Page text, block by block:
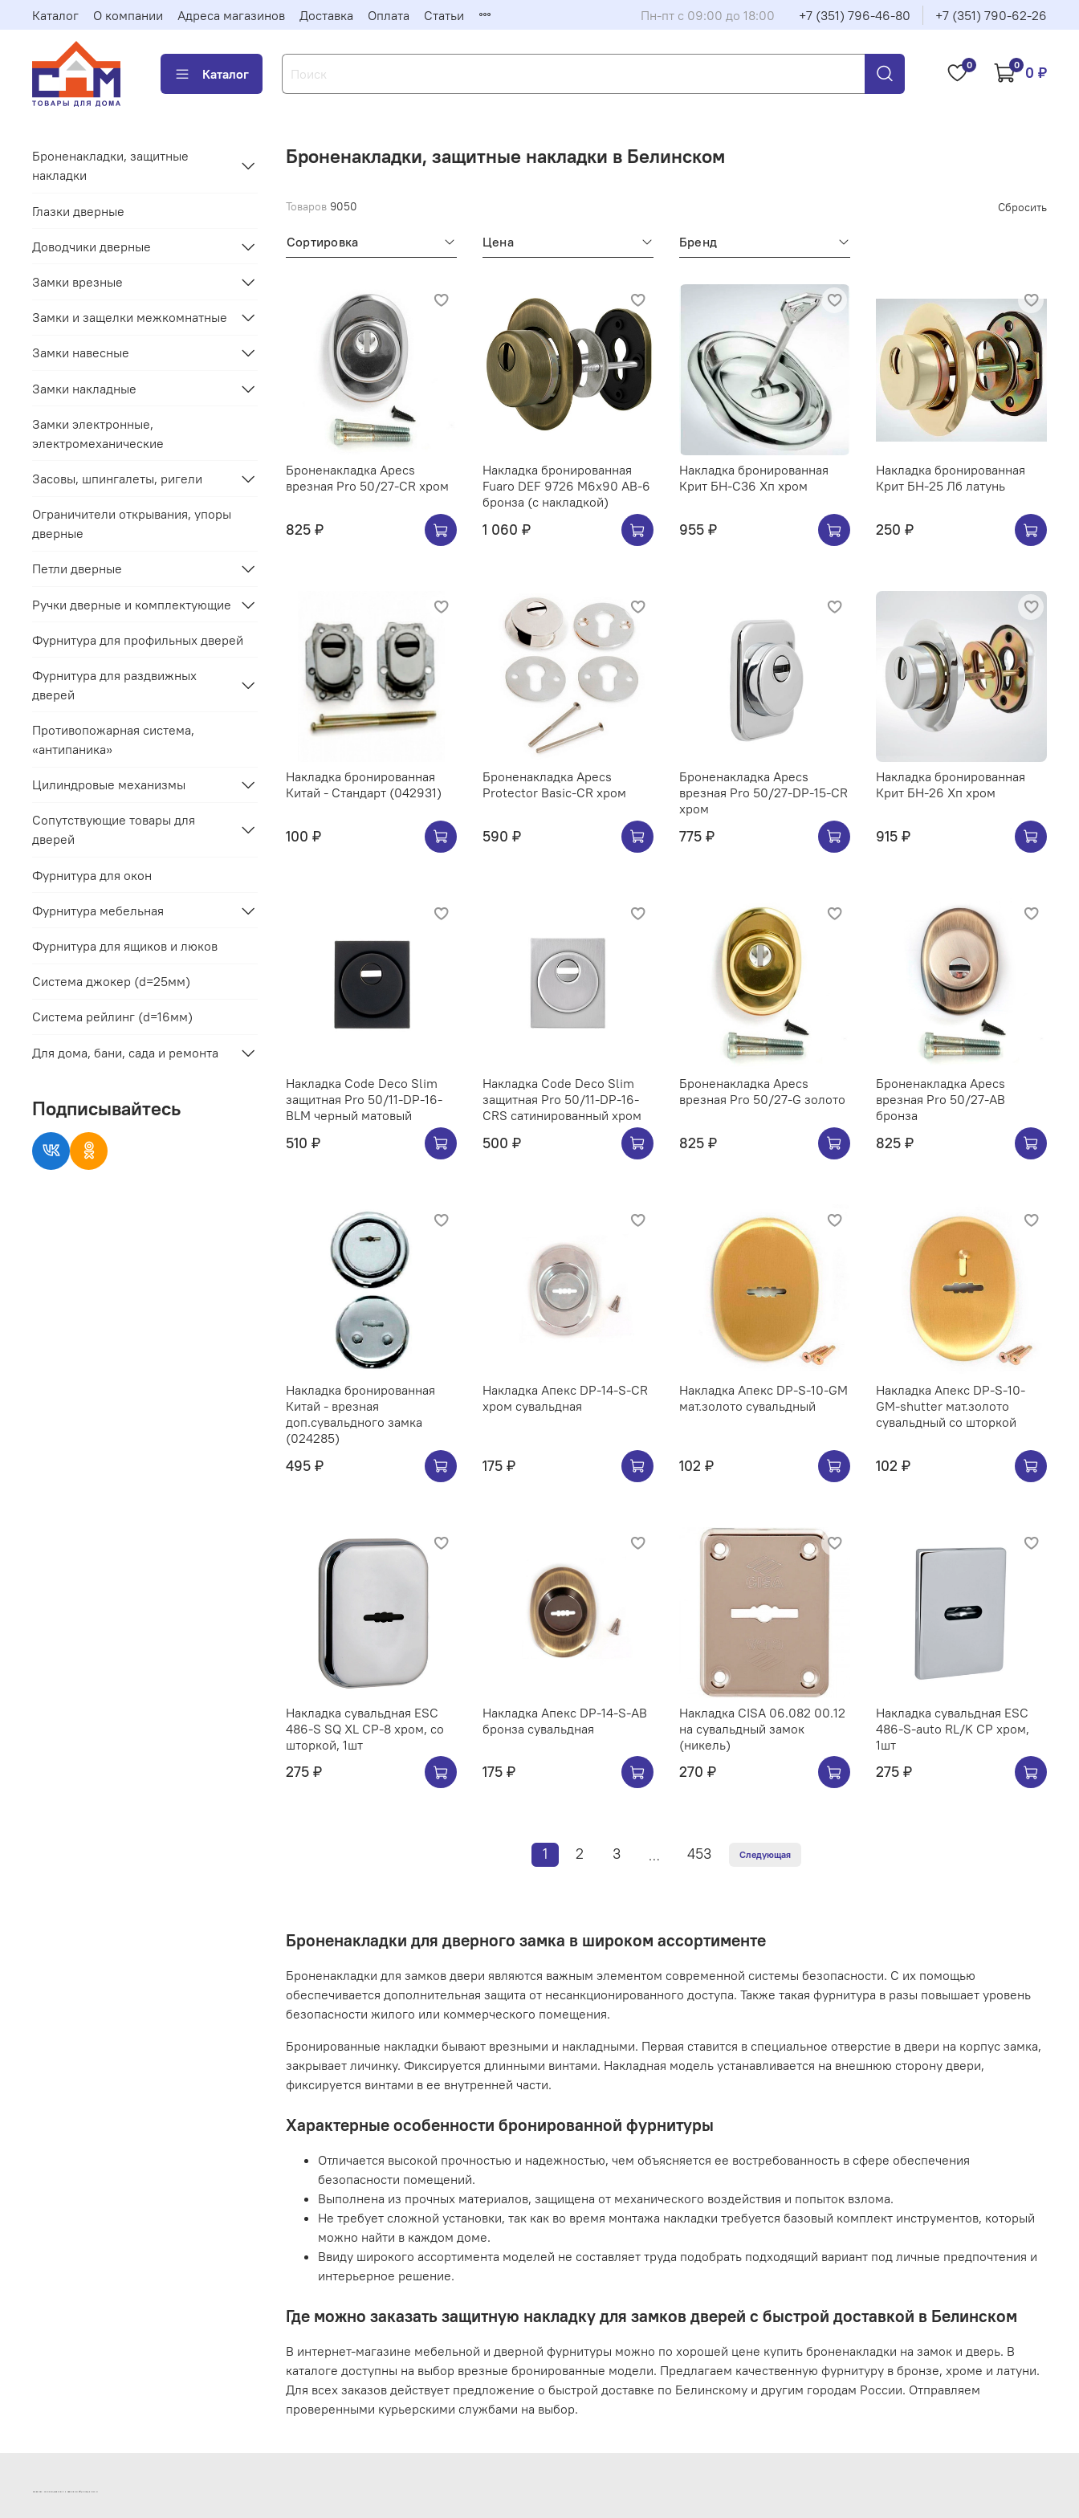
Каталог О компании Адреса магазинов Доставка Оплата Статьи Пн-пт с 09:00 до 18:00 +7 (351) 796-46-80 +7 (351) 790-62-26
Каталог
0 0 0 ₽
Броненакладки, защитные накладки в Белинском
Товаров 9050 Сбросить
Сортировка Цена Бренд
Броненакладка Apecs
врезная Pro 50/27-CR хром
825 ₽
Накладка бронированная
Fuaro DEF 9726 M6x90 AB-6
бронза (с накладкой)
1 060 ₽
Накладка бронированная
Крит БН-С36 Хп хром
955 ₽
Накладка бронированная
Крит БН-25 Лб латунь
250 ₽
Накладка бронированная
Китай - Стандарт (042931)
100 ₽
Броненакладка Apecs
Protector Basic-CR хром
590 ₽
Броненакладка Apecs
врезная Pro 50/27-DP-15-CR
хром
775 ₽
Накладка бронированная
Крит БН-26 Хп хром
915 ₽
Накладка Code Deco Slim
защитная Pro 50/11-DP-16-
BLM черный матовый
510 ₽
Накладка Code Deco Slim
защитная Pro 50/11-DP-16-
CRS сатинированный хром
500 ₽
Броненакладка Apecs
врезная Pro 50/27-G золото
825 ₽
Броненакладка Apecs
врезная Pro 50/27-AB
бронза
825 ₽
Накладка бронированная
Китай - врезная
доп.сувальдного замка
(024285)
495 ₽
Накладка Апекс DP-14-S-CR
хром сувальдная
175 ₽
Накладка Апекс DP-S-10-GM
мат.золото сувальдный
102 ₽
Накладка Апекс DP-S-10-
GM-shutter мат.золото
сувальдный со шторкой
102 ₽
Накладка сувальдная ESC
486-S SQ XL CP-8 хром, со
шторкой, 1шт
275 ₽
Накладка Апекс DP-14-S-AB
бронза сувальдная
175 ₽
Накладка CISA 06.082 00.12
на сувальдный замок
(никель)
270 ₽
Накладка сувальдная ESC
486-S-auto RL/K CP хром,
1шт
275 ₽
1 2 3 … 453 Следующая
Броненакладки для дверного замка в широком ассортименте
Броненакладки для замков двери являются важным элементом современной системы безопасности. С их помощью
обеспечивается дополнительная защита от несанкционированного доступа. Также такая фурнитура в разы повышает уровень
безопасности жилого или коммерческого помещения.
Бронированные накладки бывают врезными и накладными. Первая ставится в специальное отверстие в двери на корпус замка,
закрывает личинку. Фиксируется длинными винтами. Накладная модель устанавливается на внешнюю сторону двери,
фиксируется винтами в ее внутренней части.
Характерные особенности бронированной фурнитуры
Отличается высокой прочностью и надежностью, чем объясняется ее востребованность в сфере обеспечения
безопасности помещений.
Выполнена из прочных материалов, защищена от механического воздействия и попыток взлома.
Не требует сложной установки, так как во время монтажа накладки требуется базовый комплект инструментов, который
можно найти в каждом доме.
Ввиду широкого ассортимента моделей не составляет труда подобрать подходящий вариант под личные предпочтения и
интерьерное решение.
Где можно заказать защитную накладку для замков дверей с быстрой доставкой в Белинском
В интернет-магазине мебельной и дверной фурнитуры можно по хорошей цене купить броненакладки на замок и дверь. В
каталоге доступны на выбор врезные бронированные модели. Предлагаем качественную фурнитуру в бронзе, хроме и латуни.
Для всех заказов действует предложение о быстрой доставке по Белинскому и другим городам России. Отправляем
проверенными курьерскими службами на выбор.
Броненакладки, защитные
накладки
Глазки дверные
Доводчики дверные
Замки врезные
Замки и защелки межкомнатные
Замки навесные
Замки накладные
Замки электронные,
электромеханические
Засовы, шпингалеты, ригели
Ограничители открывания, упоры
дверные
Петли дверные
Ручки дверные и комплектующие
Фурнитура для профильных дверей
Фурнитура для раздвижных
дверей
Противопожарная система,
«антипаника»
Цилиндровые механизмы
Сопутствующие товары для
дверей
Фурнитура для окон
Фурнитура мебельная
Фурнитура для ящиков и люков
Система джокер (d=25мм)
Система рейлинг (d=16мм)
Для дома, бани, сада и ремонта
Подписывайтесь